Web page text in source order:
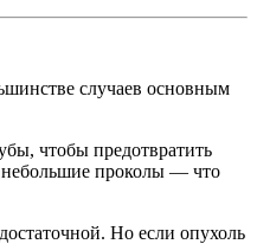
случаев основным
чтобы предотвратить
небольшие проколы — что
Но если опухоль